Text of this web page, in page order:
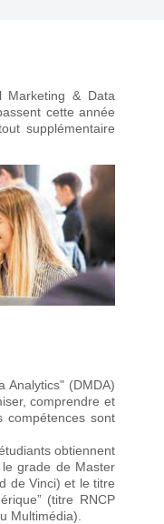
Marketing & Data
cette année
supplémentaire
Analytics" (DMDA)
comprendre et
compétences sont
obtiennent
grade de Master
de Vinci) et le titre
(titre RNCP
Multimédia).